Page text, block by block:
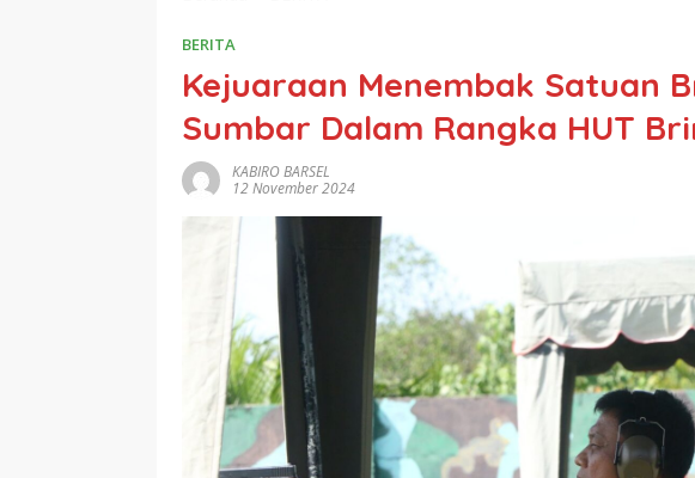
BERITA
Kejuaraan Menembak Satuan
Sumbar Dalam Rangka HUT
KABIRO BARSEL
12 November 2024